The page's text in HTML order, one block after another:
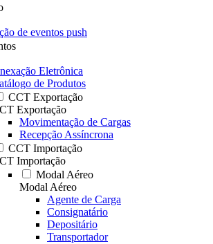
de eventos push
Eletrônica
de Produtos
CCT Exportação
Exportação
Movimentação de Cargas
Recepção Assíncrona
CCT Importação
Importação
Modal Aéreo
Modal Aéreo
Agente de Carga
Consignatário
Depositário
Transportador